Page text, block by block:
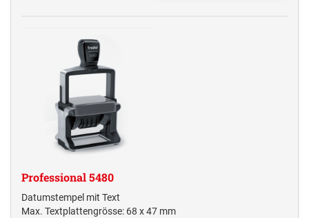
Professional 5480
Datumstempel mit Text
Max. Textplattengrösse: 68 x 47 mm